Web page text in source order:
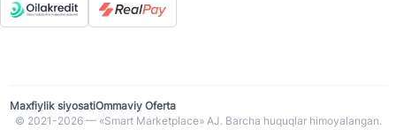
Maxfiylik siyosatiOmmaviy Oferta
© 2021-2026 — «Smart Marketplace» AJ. Barcha huquqlar himoyalangan.